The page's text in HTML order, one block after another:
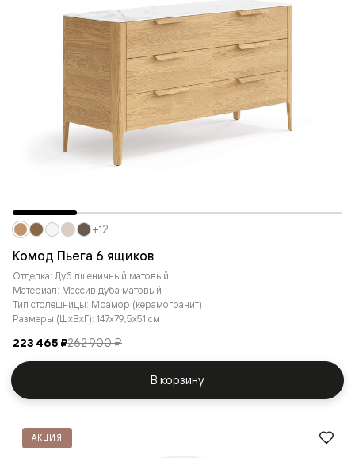
Комод Пьега 6 ящиков
Отделка: Дуб пшеничный матовый
Материал: Массив дуба матовый
Тип столешницы: Мрамор (керамогранит)
Размеры (ШxВxГ): 147x79,5x51 см
223 465 ₽262 900 ₽
+12
В корзину
АКЦИЯ